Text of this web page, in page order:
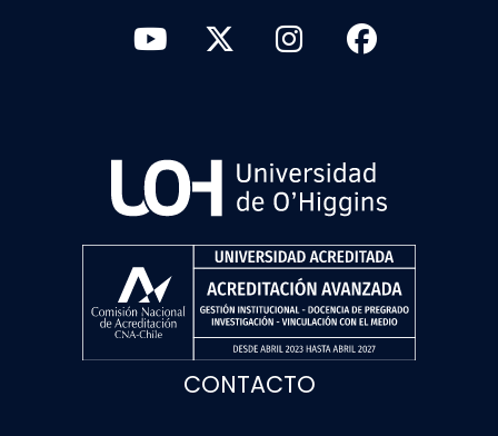
CONTACTO